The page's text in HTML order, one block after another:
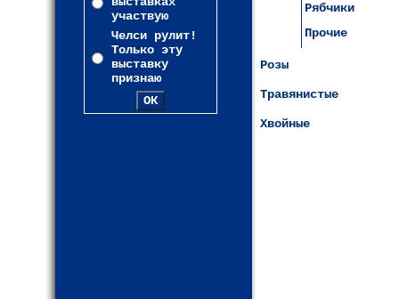
участвую
Челси рулит!
Только эту
выставку
признаю
Рябчики
Прочие
Розы
Травянистые
Хвойные